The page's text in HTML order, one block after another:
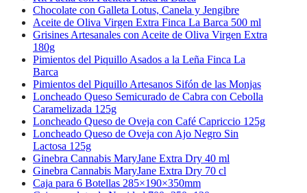
Chocolate con Galleta Lotus, Canela y Jengibre
Aceite de Oliva Virgen Extra Finca La Barca 500 ml
Grisines Artesanales con Aceite de Oliva Virgen Extra
180g
Pimientos del Piquillo Asados a la Leña Finca La
Barca
Pimientos del Piquillo Artesanos Sifón de las Monjas
Loncheado Queso Semicurado de Cabra con Cebolla
Caramelizada 125g
Loncheado Queso de Oveja con Café Capriccio 125g
Loncheado Queso de Oveja con Ajo Negro Sin
Lactosa 125g
Ginebra Cannabis MaryJane Extra Dry 40 ml
Ginebra Cannabis MaryJane Extra Dry 70 cl
Caja para 6 Botellas 285×190×350mm